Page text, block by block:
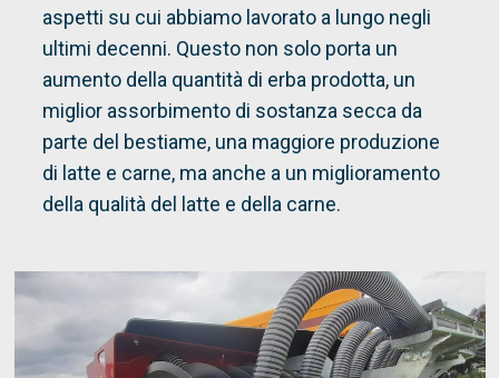
aspetti su cui abbiamo lavorato a lungo negli
ultimi decenni. Questo non solo porta un
aumento della quantità di erba prodotta, un
miglior assorbimento di sostanza secca da
parte del bestiame, una maggiore produzione
di latte e carne, ma anche a un miglioramento
della qualità del latte e della carne.